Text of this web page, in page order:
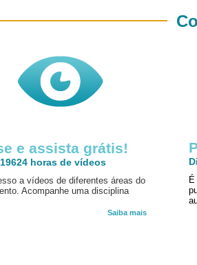
e assista grátis!
horas de vídeos
a vídeos de diferentes áreas do
Acompanhe uma disciplina
Saiba mais